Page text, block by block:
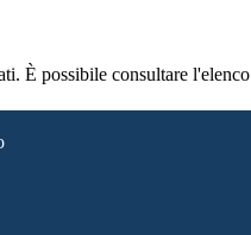
È possibile consultare